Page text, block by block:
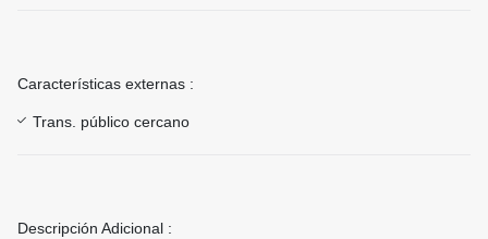
Características externas :
Trans. público cercano
Descripción Adicional :